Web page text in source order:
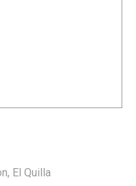
, El Quilla